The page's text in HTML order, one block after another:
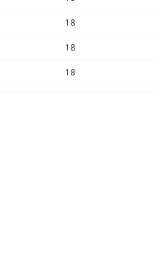
18
18
18